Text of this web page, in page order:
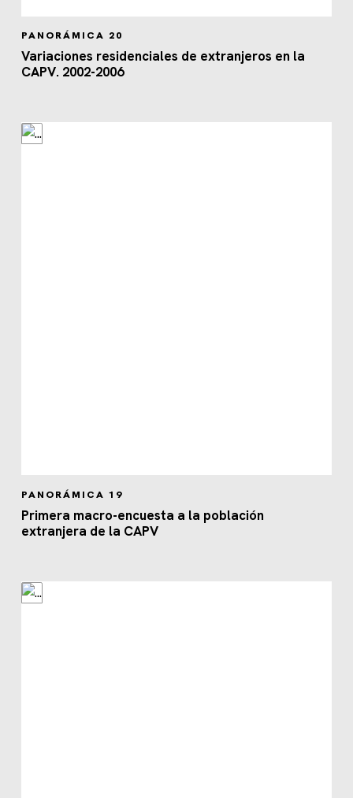
PANORÁMICA 20
Variaciones residenciales de extranjeros en la
CAPV. 2002-2006
PANORÁMICA 19
Primera macro-encuesta a la población
extranjera de la CAPV